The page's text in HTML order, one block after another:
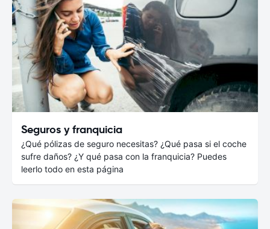
Seguros y franquicia
¿Qué pólizas de seguro necesitas? ¿Qué pasa si el coche
sufre daños? ¿Y qué pasa con la franquicia? Puedes
leerlo todo en esta página